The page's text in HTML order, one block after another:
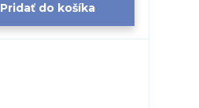
Pridať do košíka